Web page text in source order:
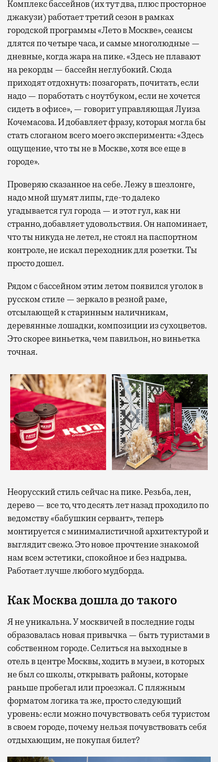
Комплекс бассейнов (их тут два, плюс просторное
джакузи) работает третий сезон в рамках
городской программы «Лето в Москве», сеансы
длятся по четыре часа, и самые многолюдные —
дневные, когда жара на пике. «Здесь не плавают
на рекорды — бассейн неглубокий. Сюда
приходят отдохнуть: позагорать, почитать, если
надо — поработать с ноутбуком, если не хочется
сидеть в офисе», — говорит управляющая Луиза
Кочемасова. И добавляет фразу, которая могла бы
стать слоганом всего моего эксперимента: «Здесь
ощущение, что ты не в Москве, хотя все еще в
городе».
Проверяю сказанное на себе. Лежу в шезлонге,
надо мной шумят липы, где-то далеко
угадывается гул города — и этот гул, как ни
странно, добавляет удовольствия. Он напоминает,
что ты никуда не летел, не стоял на паспортном
контроле, не искал переходник для розетки. Ты
просто дошел.
Рядом с бассейном этим летом появился уголок в
русском стиле — зеркало в резной раме,
отсылающей к старинным наличникам,
деревянные лошадки, композиции из сухоцветов.
Это скорее виньетка, чем павильон, но виньетка
точная.
Неорусский стиль сейчас на пике. Резьба, лен,
дерево — все то, что десять лет назад проходило по
ведомству «бабушкин сервант», теперь
монтируется с минималистичной архитектурой и
выглядит свежо. Это новое прочтение знакомой
нам всем эстетики, спокойное и без надрыва.
Работает лучше любого мудборда.
Как Москва дошла до такого
Я не уникальна. У москвичей в последние годы
образовалась новая привычка — быть туристами в
собственном городе. Селиться на выходные в
отель в центре Москвы, ходить в музеи, в которых
не был со школы, открывать районы, которые
раньше пробегал или проезжал. С пляжным
форматом логика та же, просто следующий
уровень: если можно почувствовать себя туристом
в своем городе, почему нельзя почувствовать себя
отдыхающим, не покупая билет?